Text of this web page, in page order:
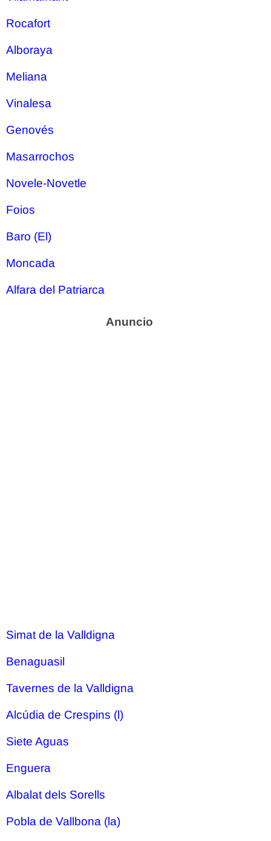
Rocafort
Alboraya
Meliana
Vinalesa
Genovés
Masarrochos
Novele-Novetle
Foios
Baro (El)
Moncada
Alfara del Patriarca
Simat de la Valldigna
Benaguasil
Tavernes de la Valldigna
Alcúdia de Crespins (l)
Siete Aguas
Enguera
Albalat dels Sorells
Pobla de Vallbona (la)